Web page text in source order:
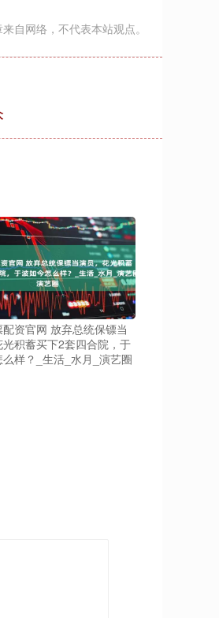
自网络，不代表本站观点。
资官网 放弃总统保镖当
积蓄买下2套四合院，于
样？_生活_水月_演艺圈